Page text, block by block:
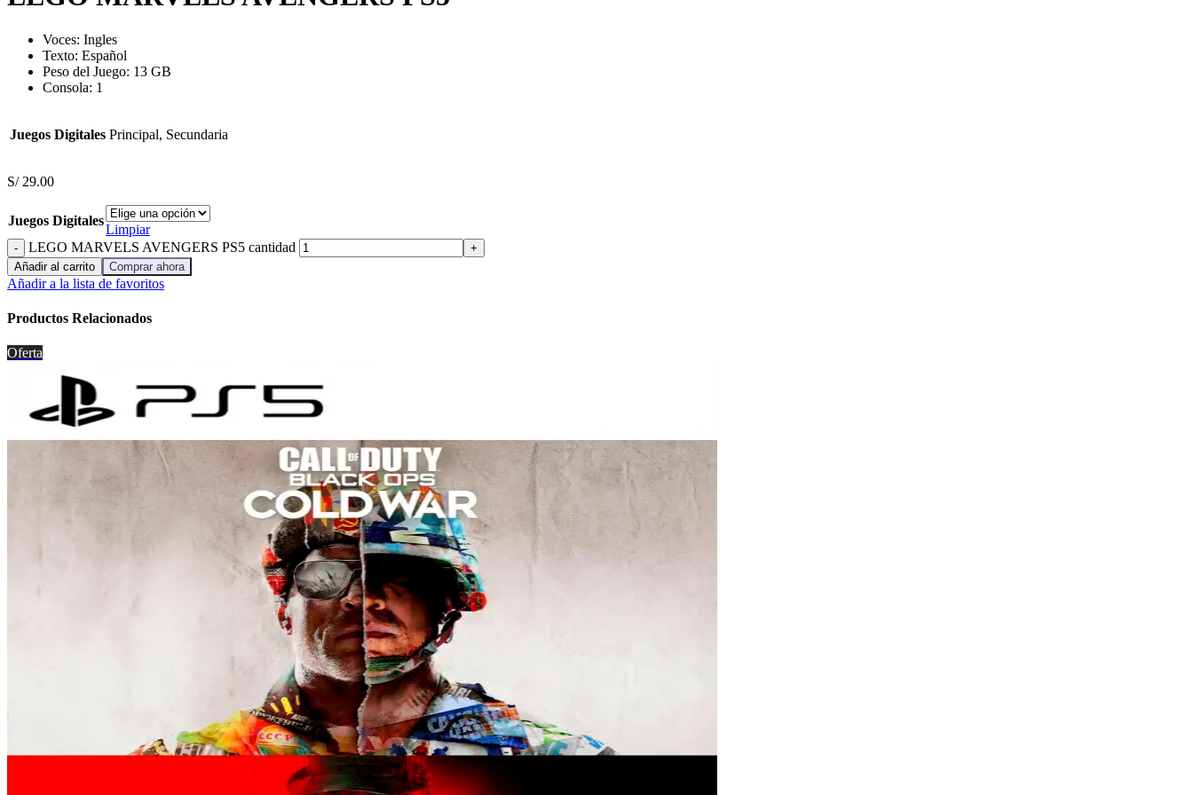
Voces: Ingles
Texto: Español
Peso del Juego: 13 GB
Consola: 1
Juegos Digitales Principal, Secundaria
S/29.00
Juegos Digitales
Limpiar
LEGO MARVELS AVENGERS PS5 cantidad
Añadir al carrito Comprar ahora
Añadir a la lista de favoritos
Productos Relacionados
Oferta